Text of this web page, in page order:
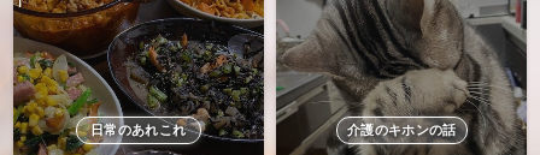
日常のあれこれ 介護のキホンの話